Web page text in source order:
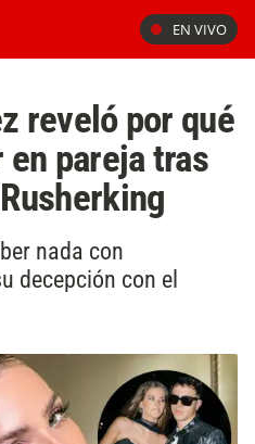
EN VIVO
reveló por qué
pareja tras
nada con
decepción con el